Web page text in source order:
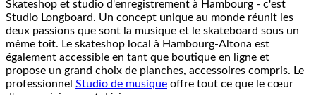
Skateshop et studio d'enregistrement à Hambourg - c'est
Studio Longboard. Un concept unique au monde réunit les
deux passions que sont la musique et le skateboard sous un
même toit. Le skateshop local à Hambourg-Altona est
également accessible en tant que boutique en ligne et
propose un grand choix de planches, accessoires compris. Le
professionnel Studio de musique offre tout ce que le cœur